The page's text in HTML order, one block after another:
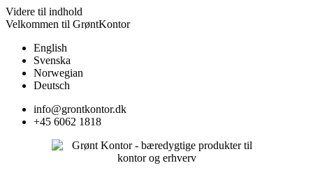
Videre til indhold
Velkommen til GrøntKontor
English
Svenska
Norwegian
Deutsch
info@grontkontor.dk
+45 6062 1818